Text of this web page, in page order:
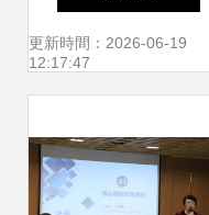
——沈河區承辦全
內生與課程再造現
更新時間：2026-06-19
12:17:47